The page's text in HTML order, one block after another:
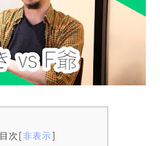
目次 [非表示]